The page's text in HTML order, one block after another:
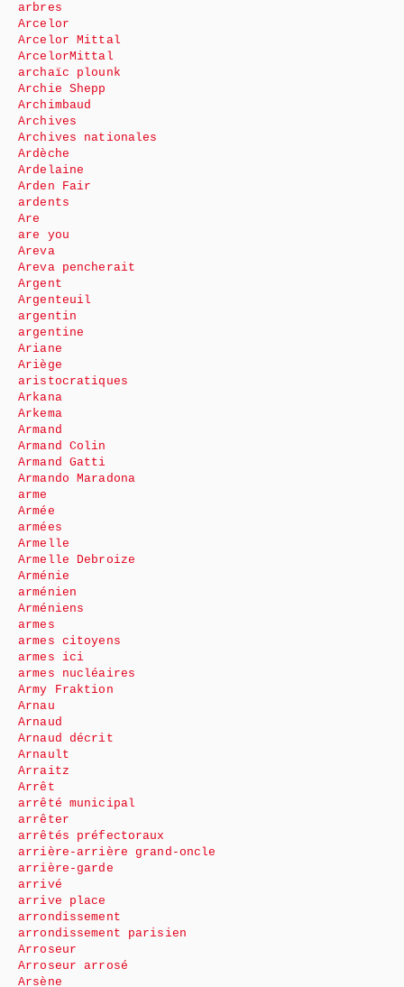
arbres
Arcelor
Arcelor Mittal
ArcelorMittal
archaïc plounk
Archie Shepp
Archimbaud
Archives
Archives nationales
Ardèche
Ardelaine
Arden Fair
ardents
Are
are you
Areva
Areva pencherait
Argent
Argenteuil
argentin
argentine
Ariane
Ariège
aristocratiques
Arkana
Arkema
Armand
Armand Colin
Armand Gatti
Armando Maradona
arme
Armée
armées
Armelle
Armelle Debroize
Arménie
arménien
Arméniens
armes
armes citoyens
armes ici
armes nucléaires
Army Fraktion
Arnau
Arnaud
Arnaud décrit
Arnault
Arraitz
Arrêt
arrêté municipal
arrêter
arrêtés préfectoraux
arrière-arrière grand-oncle
arrière-garde
arrivé
arrive place
arrondissement
arrondissement parisien
Arroseur
Arroseur arrosé
Arsène